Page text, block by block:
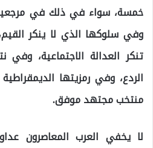
خمسة، سواء في ذلك في
وفي سلوكها الذي لا ينكر
تنكر العدالة الاجتماعية، وفي
الردع، وفي رمزيتها
منتخب مجتهد موفق.
لا يخفي العرب المعاصرون